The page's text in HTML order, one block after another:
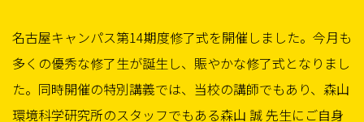
名古屋キャンパス第14期度修了式を開催しました。今月も
多くの優秀な修了生が誕生し、賑やかな修了式となりまし
た。同時開催の特別講義では、当校の講師でもあり、森山
環境科学研究所のスタッフでもある森山 誠 先生にご自身